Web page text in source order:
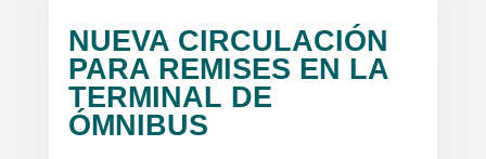
NUEVA CIRCULACIÓN
PARA REMISES EN LA
TERMINAL DE
ÓMNIBUS